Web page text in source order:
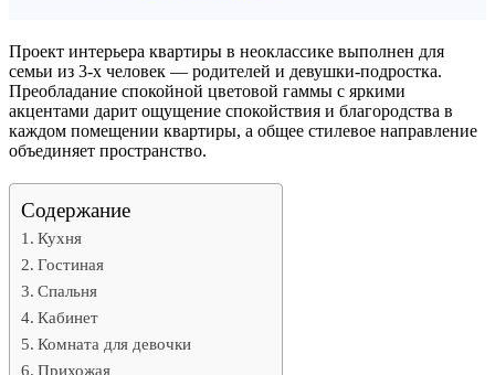
Проект интерьера квартиры в неоклассике выполнен для
семьи из 3-х человек — родителей и девушки-подростка.
Преобладание спокойной цветовой гаммы с яркими
акцентами дарит ощущение спокойствия и благородства в
каждом помещении квартиры, а общее стилевое направление
объединяет пространство.
Содержание
Кухня
Гостиная
Спальня
Кабинет
Комната для девочки
Прихожая